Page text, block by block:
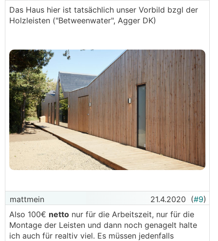
Das Haus hier ist tatsächlich unser Vorbild bzgl der
Holzleisten ("Betweenwater", Agger DK)
mattmein 21.4.2020 (#9)
Also 100€ netto nur für die Arbeitszeit, nur für die
Montage der Leisten und dann noch genagelt halte
ich auch für realtiv viel. Es müssen jedenfalls